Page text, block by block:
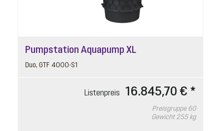
Pumpstation Aquapump XL
Duo, GTF 4000-S1
Listenpreis 16.845,70 € *
Preisgruppe 60
Gewicht 255 kg